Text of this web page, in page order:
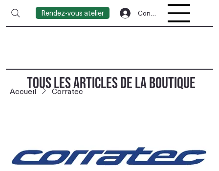
Rendez-vous atelier Connexion
Accueil Corratec
TOUS LES ARTICLES DE LA BOUTIQUE